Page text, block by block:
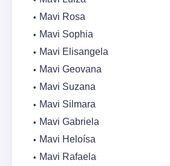
Mavi Rosa
Mavi Sophia
Mavi Elisangela
Mavi Geovana
Mavi Suzana
Mavi Silmara
Mavi Gabriela
Mavi Heloísa
Mavi Rafaela